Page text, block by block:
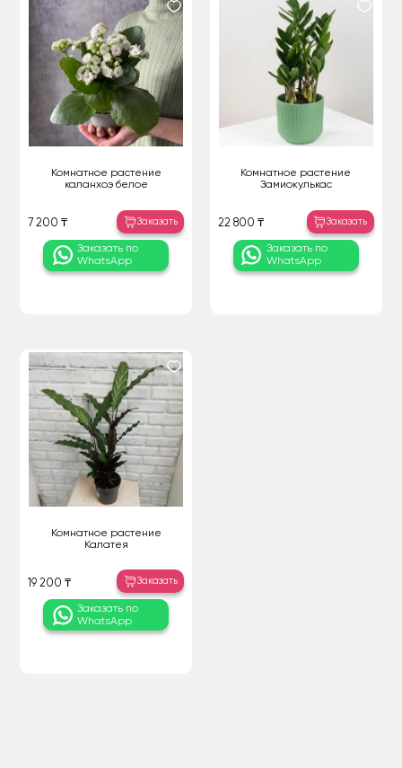
Комнатное растение
каланхоэ белое
7 200 ₸ Заказать
Заказать по
WhatsApp
Комнатное растение
Замиокулькас
22 800 ₸ Заказать
Заказать по
WhatsApp
Комнатное растение
Калатея
19 200 ₸ Заказать
Заказать по
WhatsApp